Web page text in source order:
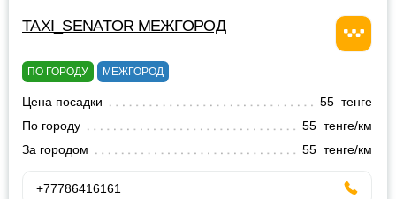
TAXI_SENATOR МЕЖГОРОД
ПО ГОРОДУ МЕЖГОРОД
Цена посадки
55 тенге
По городу
55 тенге/км
За городом
55 тенге/км
+77786416161